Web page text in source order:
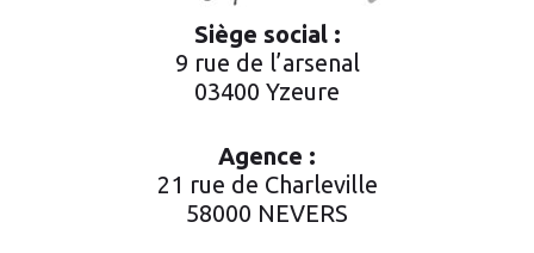
Siège social :
9 rue de l’arsenal
03400 Yzeure
Agence :
21 rue de Charleville
58000 NEVERS